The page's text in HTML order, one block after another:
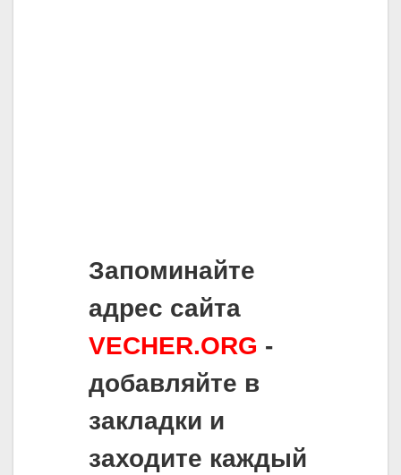
Запоминайте
адрес сайта
VECHER.ORG -
добавляйте в
закладки и
заходите каждый